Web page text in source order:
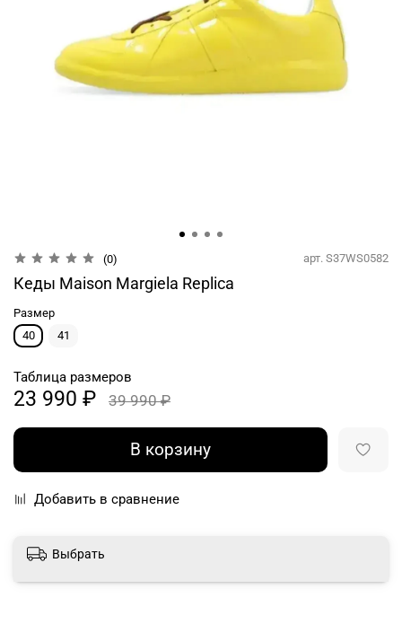
(0) арт. S37WS0582
Кеды Maison Margiela Replica
Размер
40
41
Таблица размеров
23 990 ₽ 39 990 ₽
В корзину
Добавить в сравнение
Выбрать